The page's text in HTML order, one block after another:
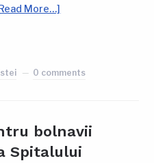
More…]
0 comments
bolnavii
Spitalului